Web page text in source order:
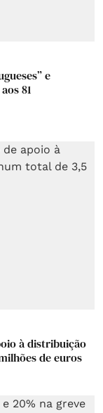
e
81
à distribuição
de euros